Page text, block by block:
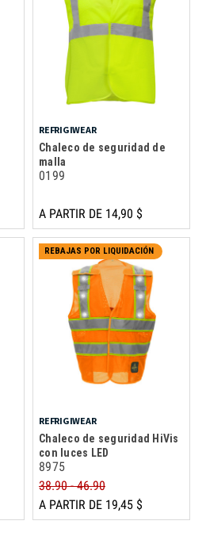
REFRIGIWEAR
Chaleco de seguridad de
malla
0199
A PARTIR DE 14,90 $
REBAJAS POR LIQUIDACIÓN
REFRIGIWEAR
Chaleco de seguridad HiVis
con luces LED
8975
38.90 - 46.90
A PARTIR DE 19,45 $